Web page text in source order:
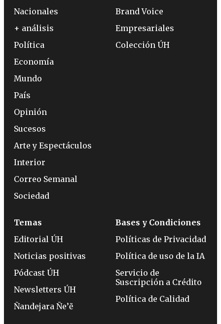
Nacionales
+ análisis
Política
Economía
Mundo
País
Opinión
Sucesos
Arte y Espectáculos
Interior
Correo Semanal
Sociedad
Brand Voice
Empresariales
Colección ÚH
Temas
Editorial ÚH
Noticias positivas
Pódcast ÚH
Newsletters ÚH
Ñandejara Ñe’ẽ
Bases y Condiciones
Políticas de Privacidad
Política de uso de la IA
Servicio de
Suscripción a Crédito
Política de Calidad